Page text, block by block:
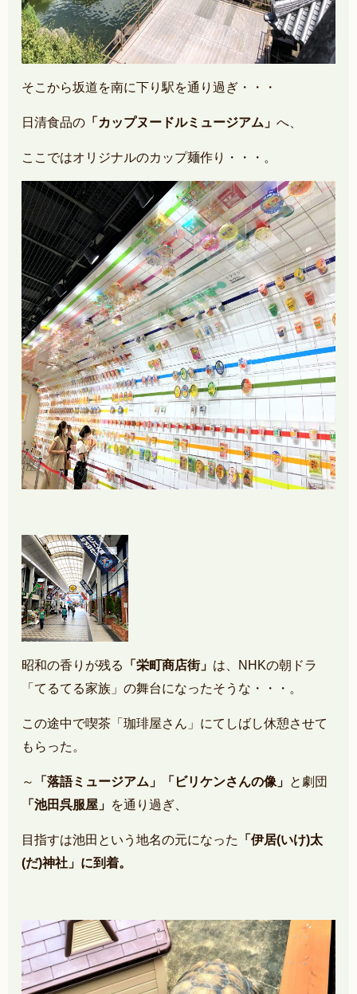
そこから坂道を南に下り駅を通り過ぎ ・・・
日清食品の 「カップヌードルミュージアム」へ、
ここではオリジナルのカップ麺作り・・・。
昭和の香りが残る 「栄町商店街」 は、NHKの朝ドラ
「てるてる家族」の舞台になったそうな・・・。
この途中で喫茶「珈琲屋さん」にてしばし休憩させて
もらった。
～ 「落語ミュージアム」「ビリケンさんの像」 と劇団
「池田呉服屋」 を通り過ぎ、
目指すは池田という地名の元になった
「伊居(いけ)太
(だ)神社」に到着。